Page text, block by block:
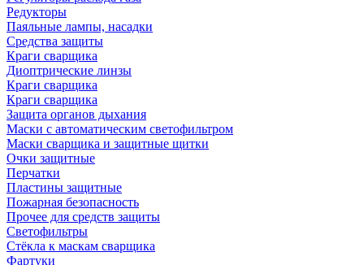
Редукторы
Паяльные лампы, насадки
Средства защиты
Краги сварщика
Диоптрические линзы
Краги сварщика
Краги сварщика
Защита органов дыхания
Маски с автоматическим светофильтром
Маски сварщика и защитные щитки
Очки защитные
Перчатки
Пластины защитные
Пожарная безопасность
Прочее для средств защиты
Светофильтры
Стёкла к маскам сварщика
Фартуки